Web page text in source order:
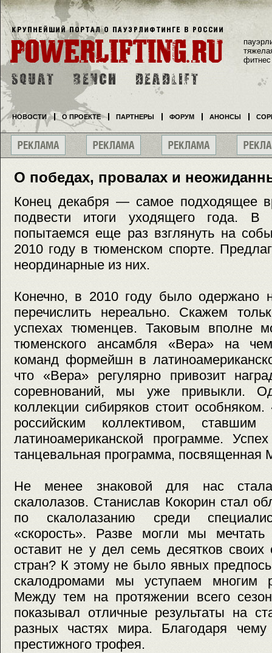
О победах, провалах и
Конец декабря — самое подходящее
подвести итоги уходящего года.
попытаемся еще раз взглянуть на
2010 году в тюменском спорте.
неординарные из них.
Конечно, в 2010 году было одержано
перечислить нереально. Скажем
успехах тюменцев. Таковым вполне
тюменского ансамбля «Вера» на
команд формейшн в
что «Вера» регулярно привозит
соревнований, мы уже привыкли.
коллекции сибиряков стоит
российским коллективом,
латиноамериканской программе.
танцевальная программа, посвященная
Не менее знаковой для нас
скалолазов. Станислав Кокорин стал
по скалолазанию среди
«скорость». Разве могли мы
оставит не у дел семь десятков своих
стран? К этому не было явных
скалодромами мы уступаем многим
Между тем на протяжении всего
показывал отличные результаты на
разных частях мира. Благодаря
престижного трофея.
фитнес
НОВОСТИ О ПРОЕКТЕ ПАРТНЕРЫ ФОРУМ АНОНСЫ